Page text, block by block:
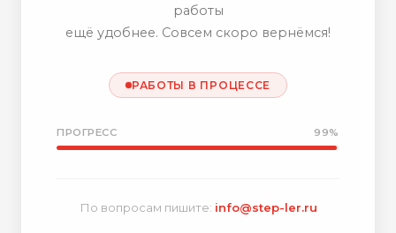
работы
ещё удобнее. Совсем скоро вернёмся!
РАБОТЫ В ПРОЦЕССЕ
ПРОГРЕСС 99%
По вопросам пишите: info@step-ler.ru